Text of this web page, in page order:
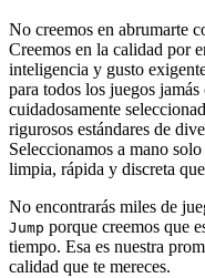
No creemos en abrumarte
Creemos en la calidad por
inteligencia y gusto
para todos los juegos
cuidadosamente
rigurosos estándares de
Seleccionamos a mano
limpia, rápida y discreta
No encontrarás miles de
Jump porque creemos que
tiempo. Esa es nuestra
calidad que te mereces.